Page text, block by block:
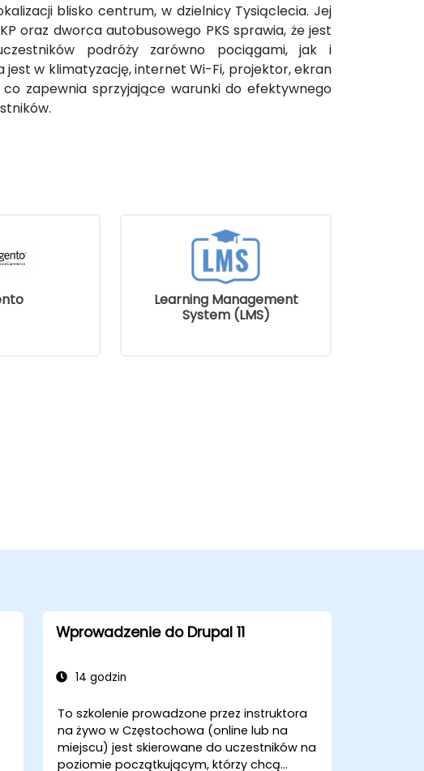
blisko centrum, w dzielnicy Tysiąclecia. Jej
oraz dworca autobusowego PKS sprawia, że jest
podróży zarówno pociągami, jak i
jest w klimatyzację, internet Wi-Fi, projektor, ekran
zapewnia sprzyjające warunki do efektywnego
Learning Management
System (LMS)
Wprowadzenie do Drupal 11
14 godzin
To szkolenie prowadzone przez instruktora
na żywo w Częstochowa (online lub na
miejscu) jest skierowane do uczestników na
poziomie początkującym, którzy chcą